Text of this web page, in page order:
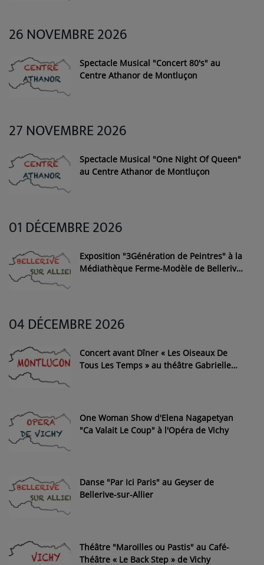
26 NOVEMBRE 2026
Spectacle Musical "Concert 80's" au
Centre Athanor de Montluçon
27 NOVEMBRE 2026
Spectacle Musical "One Night Of Queen"
au Centre Athanor de Montluçon
01 DÉCEMBRE 2026
Exposition "3Génération de Peintres" à la
Médiathèque Ferme-Modèle de Bellerive-
04 DÉCEMBRE 2026
Concert avant Dîner « Les Oiseaux De
Tous Les Temps » au théâtre Gabrielle
One Woman Show d'Elena Nagapetyan
"Ca Valait Le Coup" à l'Opéra de Vichy
Danse "Par Ici Paris" au Geyser de
Bellerive-sur-Allier
Théâtre "Maroilles ou Pastis" au Café-
Théâtre « Le Back Step » de Vichy